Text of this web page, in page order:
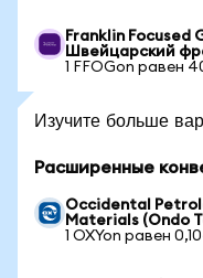
Franklin Focused
Швейцарский
1 FFOGon равен
Изучите больше
Расширенные
Occidental
Materials (Ondo
1 OXYon равен